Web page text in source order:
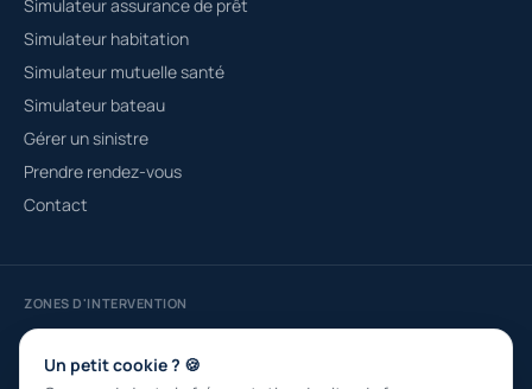
Simulateur assurance de prêt
Simulateur habitation
Simulateur mutuelle santé
Simulateur bateau
Gérer un sinistre
Prendre rendez-vous
Contact
ZONES D'INTERVENTION
Courtier à Fréjus
DraguignanSainte-Maxime
Un petit cookie ? 🍪